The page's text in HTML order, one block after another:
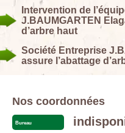
Intervention de
J.BAUMGARTEN
d’arbre haut
Société Entreprise
assure l’abattage
Nos coordonnées
Bureau